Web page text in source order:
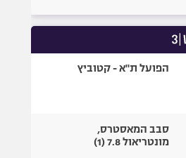
הפועל ת"א - קטוביץ
סבב המאסטרס,
מונטריאול 7.8 (1)